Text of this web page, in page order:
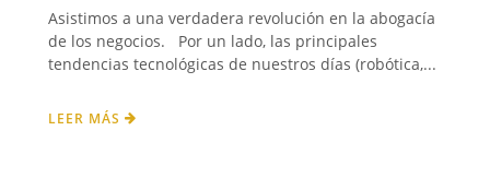
Asistimos a una verdadera revolución en la abogacía
de los negocios. Por un lado, las principales
tendencias tecnológicas de nuestros días (robótica,...
LEER MÁS